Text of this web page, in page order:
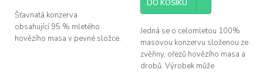
Šťavnatá konzerva
obsahující 95 % mletého
hovězího masa v pevné složce.
DO KOŠÍKU
Jedná se o celomletou 100%
masovou konzervu složenou ze
zvěřiny, ořezů hovězího masa a
drobů. Výrobek může